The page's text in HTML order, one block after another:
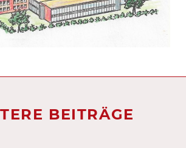
BEITRÄGE